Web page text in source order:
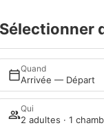
Sélectionner
Quand
Arrivée — Départ
Qui
2 adultes · 1